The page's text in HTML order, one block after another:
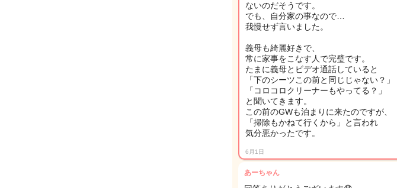
ないのだそうです。
でも、自分家の事なので…
我慢せず言いました。
義母も綺麗好きで、
常に家事をこなす人で完璧です。
たまに義母とビデオ通話していると
「下のシーツこの前と同じじゃない？」
「コロコロクリーナーもやってる？」
と聞いてきます。
この前のGWも泊まりに来たのですが、
「掃除もかねて行くから」と言われ
気分悪かったです。
6月1日
あーちゃん